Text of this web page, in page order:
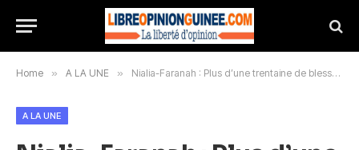
Home » A LA UNE » Nialia-Faranah : Plus d’une trentaine de blessés lors d’un affrontement violent entre deux districts
A LA UNE